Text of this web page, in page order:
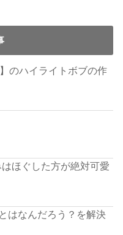
のハイライトボブの作
ほぐした方が絶対可愛
はなんだろう？を解決